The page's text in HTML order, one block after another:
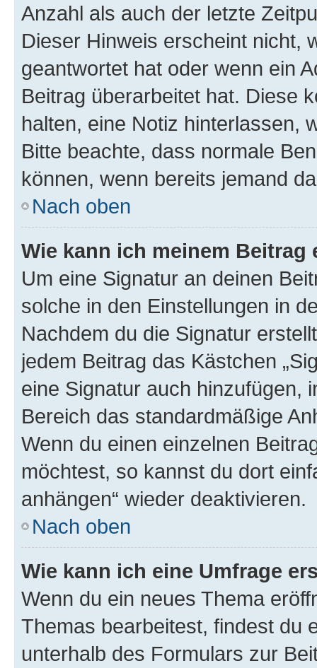
Anzahl als auch der letzte
Dieser Hinweis erscheint nicht,
geantwortet hat oder wenn ein
Beitrag überarbeitet hat. Diese
halten, eine Notiz hinterlassen,
Bitte beachte, dass normale
können, wenn bereits jemand
Nach oben
Wie kann ich meinem
Um eine Signatur an deinen
solche in den Einstellungen in
Nachdem du die Signatur
jedem Beitrag das Kästchen
eine Signatur auch hinzufügen,
Bereich das standardmäßige
Wenn du einen einzelnen
möchtest, so kannst du dort
anhängen“ wieder deaktivieren.
Nach oben
Wie kann ich eine Umfrage
Wenn du ein neues Thema
Themas bearbeitest, findest du
unterhalb des Formulars zur